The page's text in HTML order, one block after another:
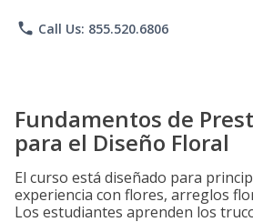
phone Call Us: 855.520.6806
Fundamentos de
para el Diseño Floral
El curso está diseñado para
experiencia con flores, arreglos
Los estudiantes aprenden los